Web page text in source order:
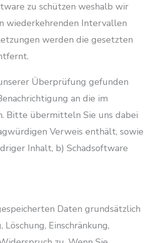
zu schützen weshalb wir
wiederkehrenden Intervallen
werden die gesetzten
Überprüfung gefunden
an die im
Bitte übermitteln Sie uns dabei
Verweis enthält, sowie
Inhalt, b) Schadsoftware
Daten grundsätzlich
Einschränkung,